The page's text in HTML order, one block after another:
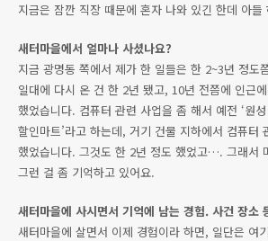
지금은 잠깐 직장 때문에 혼자 나와 있긴 한데 아들
새터마을에서 얼마나 사셨나요?
지금 광명동 쪽에서 제가 한 일들은 한 2~3년 정도
일대에 다시 온 건 한 2년 됐고, 10년 전쯤에 인근
했었습니다. 컴퓨터 관련 사업을 좀 해서 예전 ‘원성
할인마트’라고 하는데, 거기 건물 지하에서 컴퓨터
했었습니다. 그것도 한 2년 정도 했었고…. 그래서
그런 걸 좀 기억하고 있어요.
새터마을에 사시면서 기억에 남는 경험. 사건 장소
새터마을에 살면서 이제 경험이라 하면, 일단은 여